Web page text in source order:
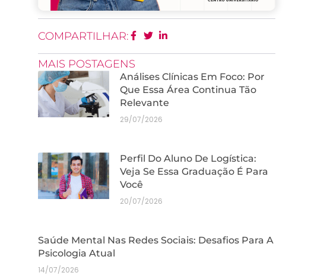
COMPARTILHAR:
MAIS POSTAGENS
Análises Clínicas Em Foco: Por
Que Essa Área Continua Tão
Relevante
29/07/2026
Perfil Do Aluno De Logística:
Veja Se Essa Graduação É Para
Você
20/07/2026
Saúde Mental Nas Redes Sociais: Desafios Para A
Psicologia Atual
14/07/2026